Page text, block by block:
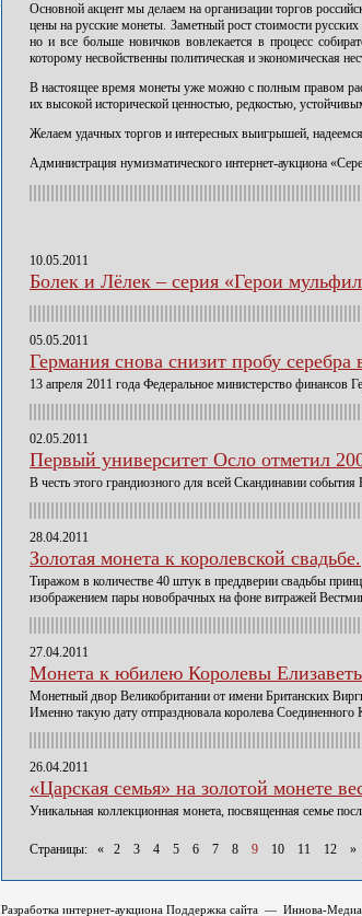
Основной акцент мы делаем на организации торгов
цены на русские монеты. Заметный рост стоимости
но и все больше новичков вовлекается в процесс
которому несвойственны политическая и экономическая
В настоящее время монеты уже можно с полным правом
их высокой исторической ценностью, редкостью,
Желаем удачных торгов и интересных выигрышей,
Администрация нумизматического интернет-аукциона
10.05.2011
Болек и Лёлек – серия «Герои
05.05.2011
Германия снова снизит пробу серебра
13 апреля 2011 года Федеральное министерство
02.05.2011
Первый университет Осло отметил
В честь этого грандиозного для всей Скандинавии
28.04.2011
Золотая монета к королевской свадьбе.
Тиражом в количестве 40 штук в преддверии свадьбы
изображением пары новобрачных на фоне витражей
27.04.2011
Монета к юбилею Королевы
Монетный двор Великобритании от имени Британских
Именно такую дату отпраздновала королева Соединенного
26.04.2011
«Царская семья» на золотой монете
Уникальная коллекционная монета, посвященная семье
Страницы: « 2 3 4 5 6 7 8 9 10 11 12 »
Разработка интернет-аукциона Поддержка сайта — Иннова-Медиа